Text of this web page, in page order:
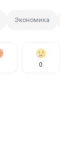
Экономика
0